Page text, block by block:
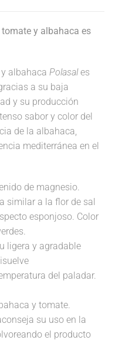
y albahaca es
albahaca Polasales
a su baja
y su producción
sabor y color del
de la albahaca,
mediterránea en el
de magnesio.
similar a la flor de sal
esponjoso. Color
ligera y agradable
del paladar.
y tomate.
su uso en la
el producto